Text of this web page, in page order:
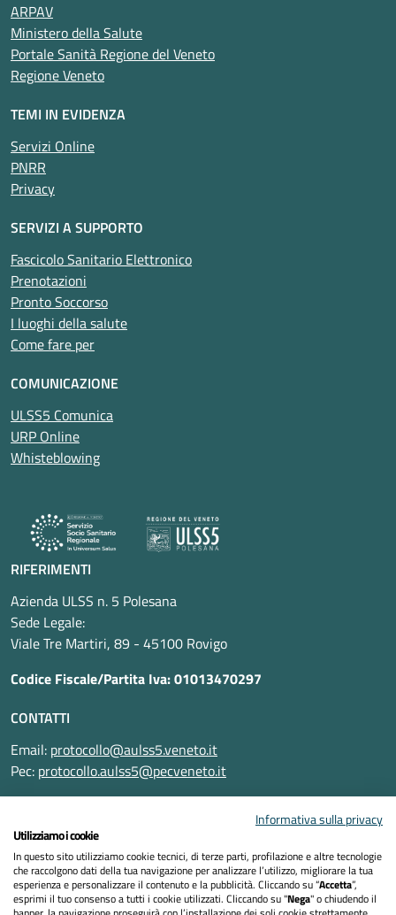
ARPAV
Ministero della Salute
Portale Sanità Regione del Veneto
Regione Veneto
TEMI IN EVIDENZA
Servizi Online
PNRR
Privacy
SERVIZI A SUPPORTO
Fascicolo Sanitario Elettronico
Prenotazioni
Pronto Soccorso
I luoghi della salute
Come fare per
COMUNICAZIONE
ULSS5 Comunica
URP Online
Whisteblowing
RIFERIMENTI
Azienda ULSS n. 5 Polesana
Sede Legale:
Viale Tre Martiri, 89 - 45100 Rovigo
Codice Fiscale/Partita Iva: 01013470297
CONTATTI
Email: protocollo@aulss5.veneto.it
Pec: protocollo.aulss5@pecveneto.it
Informativa privacy
Informativa sulla privacy
Utilizziamo i cookie
In questo sito utilizziamo cookie tecnici, di terze parti, profilazione e altre tecnologie
che raccolgono dati della tua navigazione per analizzare l’utilizzo, migliorare la tua
esperienza e personalizzare il contenuto e la pubblicità. Cliccando su “Accetta”,
esprimi il tuo consenso a tutti i cookie utilizzati. Cliccando su "Nega" o chiudendo il